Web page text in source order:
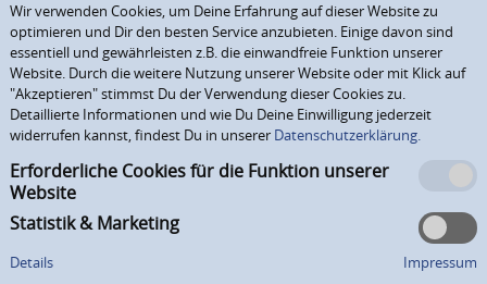
Wir verwenden Cookies, um Deine Erfahrung auf dieser Website zu
optimieren und Dir den besten Service anzubieten. Einige davon sind
essentiell und gewährleisten z.B. die einwandfreie Funktion unserer
Website. Durch die weitere Nutzung unserer Website oder mit Klick auf
"Akzeptieren" stimmst Du der Verwendung dieser Cookies zu.
Detaillierte Informationen und wie Du Deine Einwilligung jederzeit
widerrufen kannst, findest Du in unserer Datenschutzerklärung.
Erforderliche Cookies für die Funktion unserer
Website
Statistik & Marketing
Details Impressum